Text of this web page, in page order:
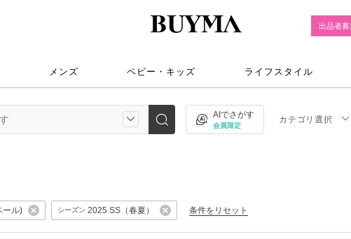
出品者募
メンズ ベビー・キッズ ライフスタイル
AIでさがす
会員限定
カテゴリ選択
ール) シーズン 2025 SS（春夏） 条件をリセット